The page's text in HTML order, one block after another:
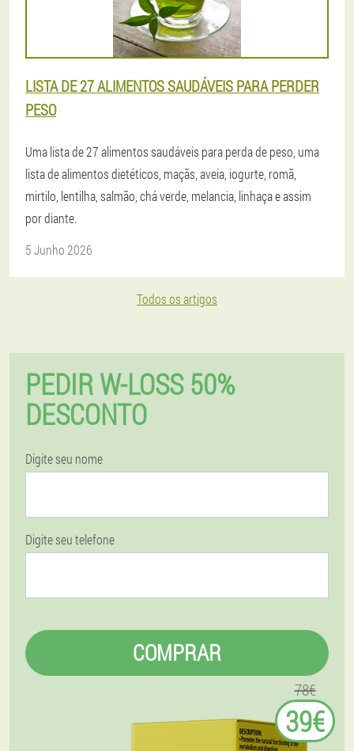
LISTA DE 27 ALIMENTOS SAUDÁVEIS ​​PARA PERDER
PESO
Uma lista de 27 alimentos saudáveis ​​para perda de peso, uma
lista de alimentos dietéticos, maçãs, aveia, iogurte, romã,
mirtilo, lentilha, salmão, chá verde, melancia, linhaça e assim
por diante.
5 Junho 2026
Todos os artigos
PEDIR W-LOSS 50%
DESCONTO
Digite seu nome
Digite seu telefone
COMPRAR
78€
39€